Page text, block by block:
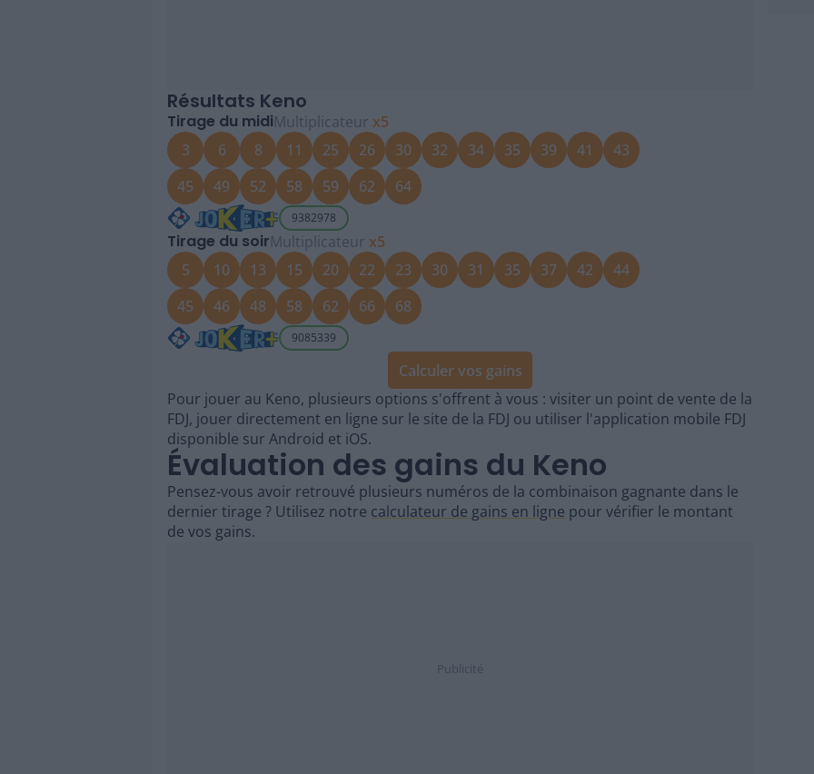
Résultats Keno
Tirage du midiMultiplicateur x5
3
6 8 11 25 26 30 32 34 35 39 41
43
45
49 52 58 59 62 64
9382978
Tirage du soirMultiplicateur x5
5
10 13 15 20 22 23 30 31 35 37 42
44
45
46 48 58 62 66 68
9085339
Calculer vos gains
Pour jouer au Keno, plusieurs options s'offrent à vous : visiter un point de vente de la
FDJ, jouer directement en ligne sur le site de la FDJ ou utiliser l'application mobile FDJ
disponible sur Android et iOS.
Évaluation des gains du Keno
Pensez-vous avoir retrouvé plusieurs numéros de la combinaison gagnante dans le
dernier tirage ? Utilisez notre calculateur de gains en ligne pour vérifier le montant
de vos gains.